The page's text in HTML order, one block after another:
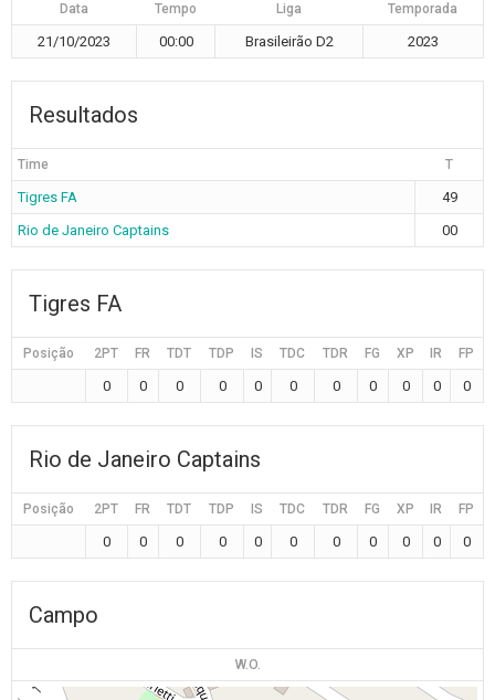
Data Tempo Liga Temporada
21/10/2023 00:00 Brasileirão D2 2023
Resultados
Time T
Tigres FA
49
Rio de Janeiro Captains
00
Tigres FA
Posição 2PT FR TDT TDP IS TDC TDR FG XP IR FP
0 0 0 0 0 0 0 0 0 0 0
Rio de Janeiro Captains
Posição 2PT FR TDT TDP IS TDC TDR FG XP IR FP
0 0 0 0 0 0 0 0 0 0 0
Campo
W.O.